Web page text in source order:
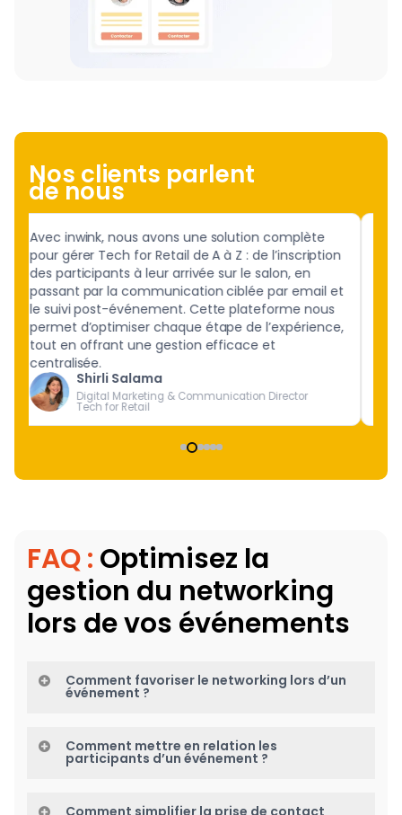
Nos clients parlent
de nous
Avec inwink, nous avons une solution complète
pour gérer Tech for Retail de A à Z : de l’inscription
des participants à leur arrivée sur le salon, en
passant par la communication ciblée par email et
le suivi post-événement. Cette plateforme nous
permet d’optimiser chaque étape de l’expérience,
tout en offrant une gestion efficace et
centralisée.
Shirli Salama
Digital Marketing & Communication Director
Tech for Retail
FAQ : Optimisez la
gestion du networking
lors de vos événements
Comment favoriser le networking lors d’un
événement ?
plateforme dédiée permettant aux participants de
Comment mettre en relation les
participants d’un événement ?
Comment simplifier la prise de contact